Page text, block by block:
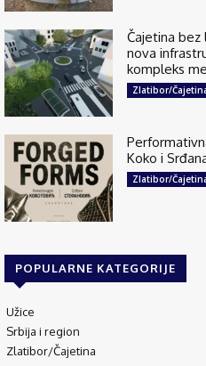
Čajetina bez
nova
kompleks
Zlatibor/
Koko i
Zlatibor/
POPULARNE KATEGORIJE
Užice
Srbija i region
Zlatibor/Čajetina